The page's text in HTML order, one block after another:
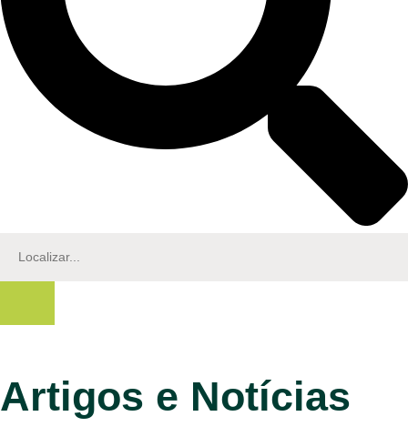
Artigos e Notícias